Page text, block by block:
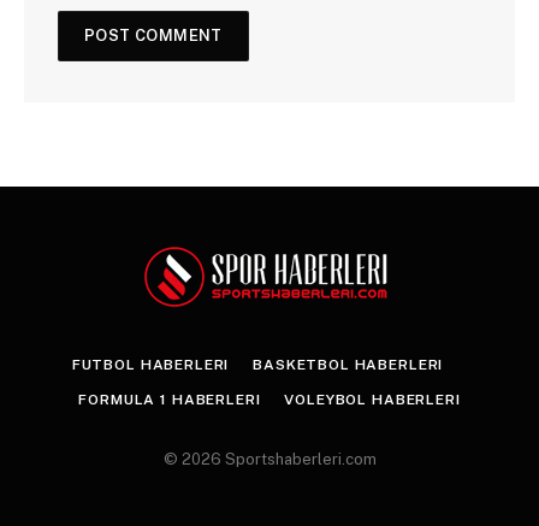
FUTBOL HABERLERI BASKETBOL HABERLERI
FORMULA 1 HABERLERI VOLEYBOL HABERLERI
© 2026 Sportshaberleri.com